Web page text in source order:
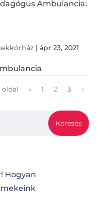
Ambulancia:
| ápr 23, 2021
oldal « 1 2 3 »
Hogyan